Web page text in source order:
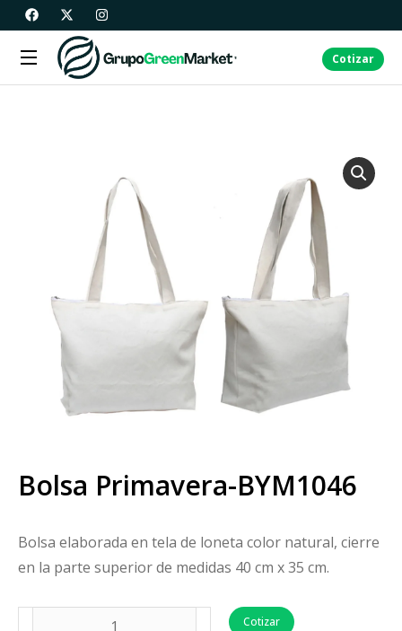
Cotizar
Bolsa Primavera-BYM1046
Bolsa elaborada en tela de loneta color natural, cierre
en la parte superior de medidas 40 cm x 35 cm.
Cotizar